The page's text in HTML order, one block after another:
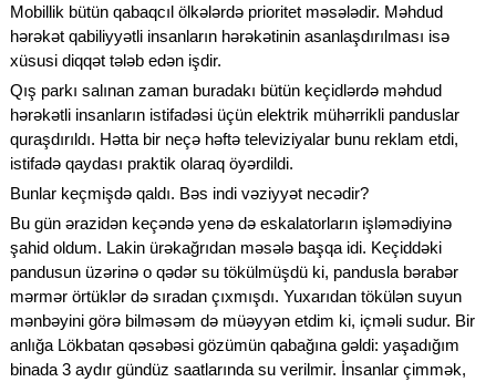
Mobillik bütün qabaqcıl ölkələrdə prioritet məsələdir. Məhdud
hərəkət qabiliyyətli insanların hərəkətinin asanlaşdırılması isə
xüsusi diqqət tələb edən işdir.
Qış parkı salınan zaman buradakı bütün keçidlərdə məhdud
hərəkətli insanların istifadəsi üçün elektrik mühərrikli panduslar
quraşdırıldı. Hətta bir neçə həftə televiziyalar bunu reklam etdi,
istifadə qaydası praktik olaraq öyərdildi.
Bunlar keçmişdə qaldı. Bəs indi vəziyyət necədir?
Bu gün ərazidən keçəndə yenə də eskalatorların işləmədiyinə
şahid oldum. Lakin ürəkağrıdan məsələ başqa idi. Keçiddəki
pandusun üzərinə o qədər su tökülmüşdü ki, pandusla bərabər
mərmər örtüklər də sıradan çıxmışdı. Yuxarıdan tökülən suyun
mənbəyini görə bilməsəm də müəyyən etdim ki, içməli sudur. Bir
anlığa Lökbatan qəsəbəsi gözümün qabağına gəldi: yaşadığım
binada 3 aydır gündüz saatlarında su verilmir. İnsanlar çimmək,